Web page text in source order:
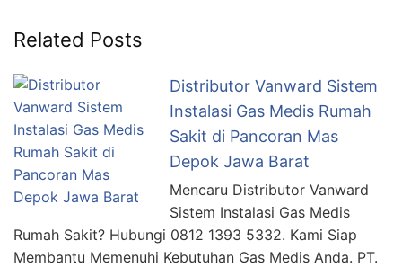
Related Posts
Distributor Vanward Sistem
Instalasi Gas Medis Rumah
Sakit di Pancoran Mas
Depok Jawa Barat
Mencaru Distributor Vanward
Sistem Instalasi Gas Medis
Rumah Sakit? Hubungi 0812 1393 5332. Kami Siap
Membantu Memenuhi Kebutuhan Gas Medis Anda. PT.